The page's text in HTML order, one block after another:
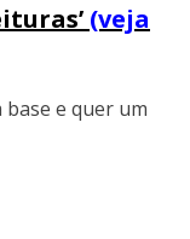
(veja
e quer um